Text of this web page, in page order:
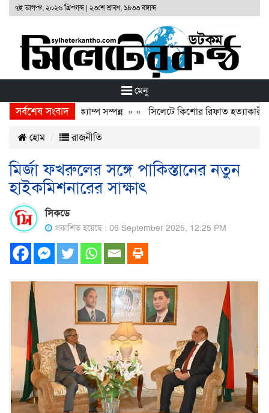
৭ই আগস্ট, ২০২৬ খ্রিস্টাব্দ| ২৩শে শ্রাবণ, ১৪৩৩ বঙ্গাব্দ
মেনু
সর্বশেষ সংবাদ
ফ্রি মেডিকেল ক্যাম্প সম্পন্ন» «সিলেটে কিশোর রিফাত
হোম রাজনীতি
মির্জা ফখরুলের সঙ্গে পাকিস্তানের নতুন
হাইকমিশনারের সাক্ষাৎ
সিকডে
প্রকাশিত হয়েছে : 06 September 2025, 12:25 PM